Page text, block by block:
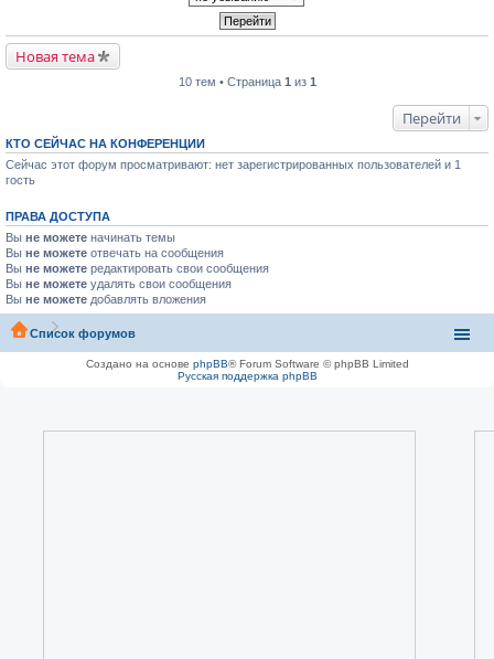
Новая тема
10 тем • Страница 1 из 1
Перейти
КТО СЕЙЧАС НА КОНФЕРЕНЦИИ
Сейчас этот форум просматривают: нет зарегистрированных пользователей и 1
гость
ПРАВА ДОСТУПА
Вы не можете начинать темы
Вы не можете отвечать на сообщения
Вы не можете редактировать свои сообщения
Вы не можете удалять свои сообщения
Вы не можете добавлять вложения
Список форумов
Создано на основе phpBB® Forum Software © phpBB Limited
Русская поддержка phpBB